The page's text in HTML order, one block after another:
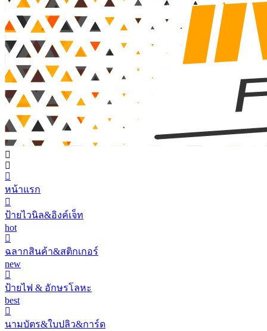
หน้าแรก
ป้ายไวนิล&อิงค์เจ็ท
hot
ฉลากสินค้า&สติกเกอร์
new
ป้ายไฟ & อักษรโลหะ
best
นามบัตร&ใบปลิว&การ์ด